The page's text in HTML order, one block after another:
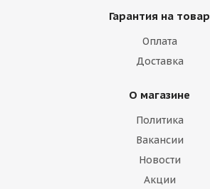
Гарантия на товар
Оплата
Доставка
О магазине
Политика
Вакансии
Новости
Акции